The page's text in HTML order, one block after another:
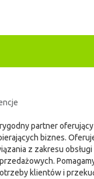
partner
biznes.
z zakresu
klientów i